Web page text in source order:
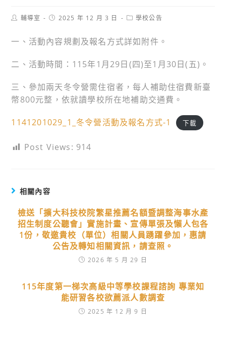
Post輔導室
Post2025 年 12 月 3 日
Post學校公告
一、活動內容規劃及報名方式詳如附件。
二、活動時間：115年1月29日(四)至1月30日(五)。
三、參加兩天冬令營需住宿者，每人補助住宿費新臺
幣800元整，依就讀學校所在地補助交通費。
1141201029_1_冬令營活動及報名方式-1 下載
Post Views: 914
相關內容
檢送「擴大科技校院繁星推薦名額暨調整海事水產
招生制度公聽會」實施計畫、宣傳單張及懶人包各
1份，敬邀貴校（單位）相關人員踴躍參加，惠請
公告及轉知相關資訊，請查照。
2026 年 5 月 29 日
115年度第一梯次高級中等學校課程諮詢 專業知
能研習各校欲薦派人數調查
2025 年 12 月 9 日